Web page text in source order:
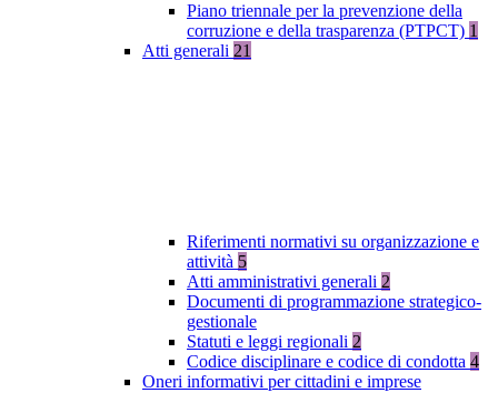
Piano triennale per la prevenzione della
corruzione e della trasparenza (PTPCT) 1
Atti generali 21
Riferimenti normativi su organizzazione e
attività 5
Atti amministrativi generali 2
Documenti di programmazione strategico-
gestionale
Statuti e leggi regionali 2
Codice disciplinare e codice di condotta 4
Oneri informativi per cittadini e imprese